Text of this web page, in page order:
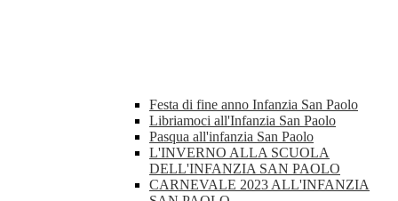
Festa di fine anno Infanzia San Paolo
Libriamoci all'Infanzia San Paolo
Pasqua all'infanzia San Paolo
L'INVERNO ALLA SCUOLA
DELL'INFANZIA SAN PAOLO
CARNEVALE 2023 ALL'INFANZIA